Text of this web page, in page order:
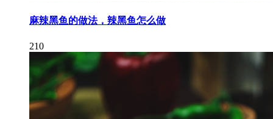
麻辣黑鱼的做法，辣黑鱼怎么做
210